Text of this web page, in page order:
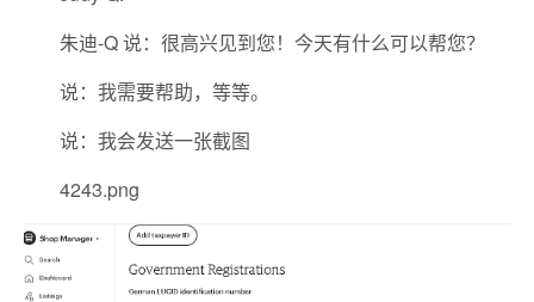
朱迪-Q 说：很高兴见到您！今天有什么可以帮您？
说：我需要帮助，等等。
说：我会发送一张截图
4243.png